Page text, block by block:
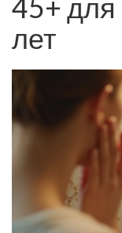
45+ для
лет